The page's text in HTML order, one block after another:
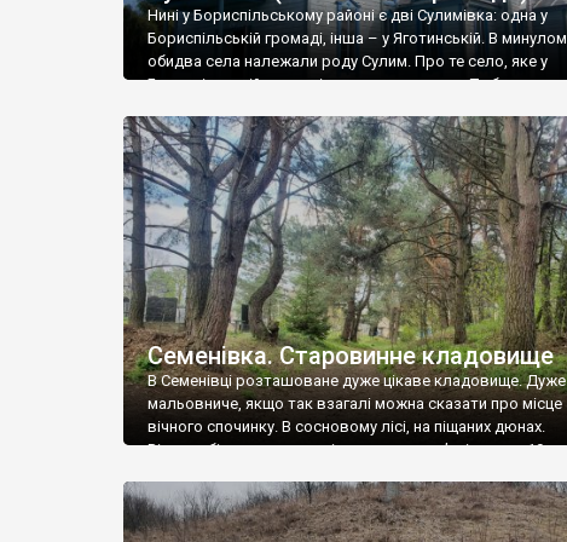
Справжній захват у туристів викликають споруди
Городищі-Пустоварівському ,Синяві,Пугачівці
в Україні заміських житлових комплексів (маєтків).
Київщина славиться своїми казково-мальовничими
(Трипілля, Витачів, Ржищів та ін.). Значну
Бородані,Богуслав, Біла Церквата ін.). Також серед
байдарочників.
Нині у Бориспільському районі є дві Сулимівка: одна у
Бориспільській громаді, інша – у Яготинській. В
обидва села належали роду Сулим. Про те село, яке у
Бориспільській громаді ми вже писали тут. То була
громади. У 1714 році козацький полковник Іван Сулима
річкою Журавкою (Жоравкою) […]
Семенівка. Старовинне кладовище
В Семенівці розташоване дуже цікаве кладовище. Дуже
мальовниче, якщо так взагалі можна сказати про місце
вічного спочинку. В сосновому лісі, на піщаних дюнах.
Відразу біля входу зустрічають два кам’яні хрести 19
великий, вище людського зросту. В глибині кладовища
декілька старовинних хрестів і один, дуже високий,